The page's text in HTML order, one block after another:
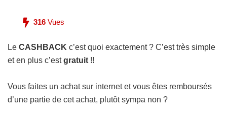
316 Vues
Le CASHBACK c’est quoi exactement ? C’est très simple
et en plus c’estgratuit !!
Vous faites un achat sur internet et vous êtes remboursés
d’une partie de cet achat, plutôt sympa non ?